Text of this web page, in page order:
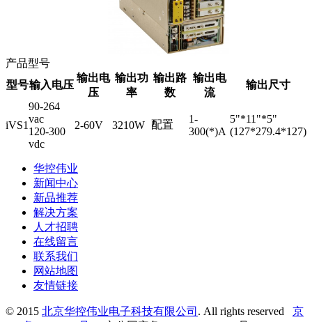
产品型号
型号输入电压
输出电
压
输出功
率
输出路
数
输出电
流
输出尺寸
iVS1
90-264
vac
120-300
vdc
2-60V 3210W 配置
1-
300(*)A
5"*11"*5"
(127*279.4*127)
华控伟业
新闻中心
新品推荐
解决方案
人才招聘
在线留言
联系我们
网站地图
友情链接
© 2015 北京华控伟业电子科技有限公司 . All rights reserved 京